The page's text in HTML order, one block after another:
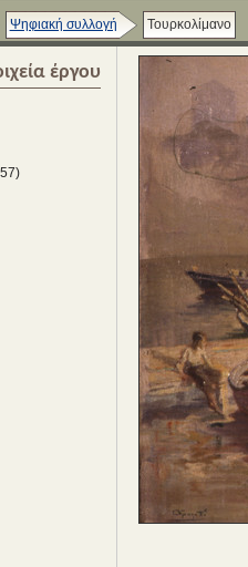
Ψηφιακή συλλογή Τουρκολίμανο
έργου